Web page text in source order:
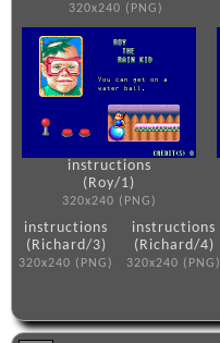
320x240 (PNG)
instructions
(Roy/1)
320x240 (PNG)
instructions
(Richard/3)
320x240 (PNG)
instructions
(Richard/4)
320x240 (PNG)